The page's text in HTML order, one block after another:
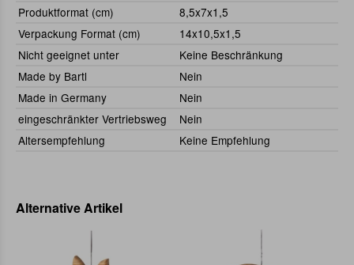
Produktformat (cm)
8,5x7x1,5
Verpackung Format (cm)
14x10,5x1,5
Nicht geeignet unter
Keine Beschränkung
Made by Bartl
Nein
Made in Germany
Nein
eingeschränkter Vertriebsweg
Nein
Altersempfehlung
Keine Empfehlung
Alternative Artikel